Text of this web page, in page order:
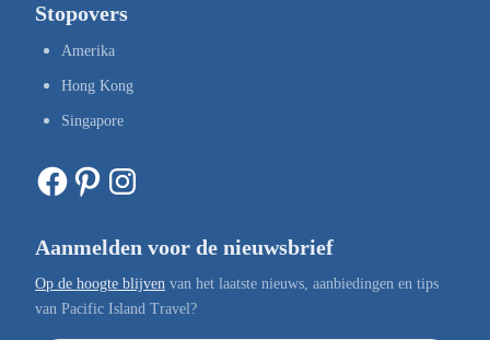
Stopovers
Amerika
Hong Kong
Singapore
Facebook Pinterest Instagram
Aanmelden voor de nieuwsbrief
Op de hoogte blijven van het laatste nieuws, aanbiedingen en tips
van Pacific Island Travel?